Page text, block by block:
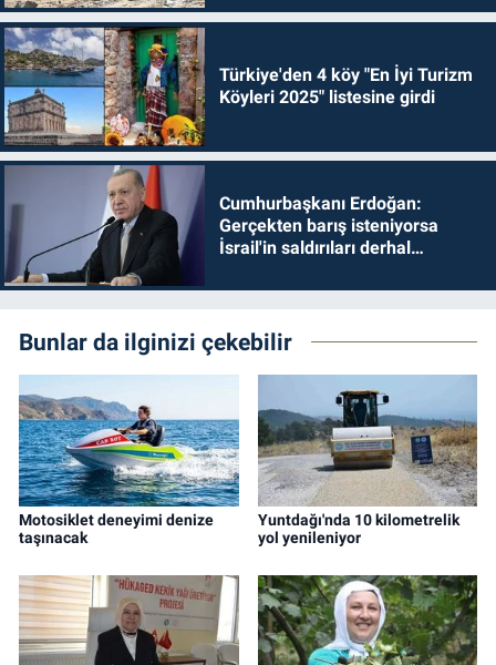
Türkiye'den 4 köy "En İyi Turizm
Köyleri 2025" listesine girdi
Cumhurbaşkanı Erdoğan:
Gerçekten barış isteniyorsa
İsrail'in saldırıları derhal
Bunlar da ilginizi çekebilir
Motosiklet deneyimi denize
taşınacak
Yuntdağı'nda 10 kilometrelik
yol yenileniyor